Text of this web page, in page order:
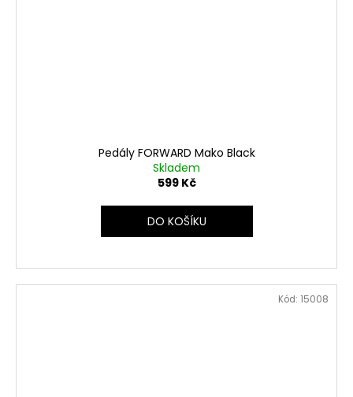
Pedály FORWARD Mako Black
Skladem
599 Kč
DO KOŠÍKU
Kód: 15008